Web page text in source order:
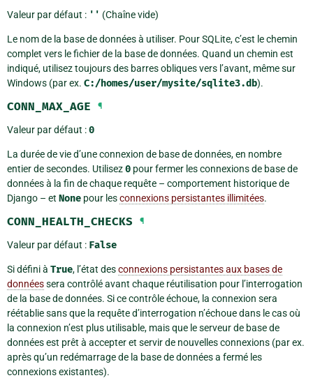
Valeur par défaut : '' (Chaîne vide)
Le nom de la base de données à utiliser. Pour SQLite, c’est le chemin
complet vers le fichier de la base de données. Quand un chemin est
indiqué, utilisez toujours des barres obliques vers l’avant, même sur
Windows (par ex. C:/homes/user/mysite/sqlite3.db).
CONN_MAX_AGE ¶
Valeur par défaut :0
La durée de vie d’une connexion de base de données, en nombre
entier de secondes. Utilisez0 pour fermer les connexions de base de
données à la fin de chaque requête – comportement historique de
Django – et None pour lesconnexions persistantes illimitées.
CONN_HEALTH_CHECKS ¶
Valeur par défaut : False
Si défini à True, l’état desconnexions persistantes aux bases de
donnéessera contrôlé avant chaque réutilisation pour l’interrogation
de la base de données. Si ce contrôle échoue, la connexion sera
réétablie sans que la requête d’interrogation n’échoue dans le cas où
la connexion n’est plus utilisable, mais que le serveur de base de
données est prêt à accepter et servir de nouvelles connexions (par ex.
après qu’un redémarrage de la base de données a fermé les
connexions existantes).